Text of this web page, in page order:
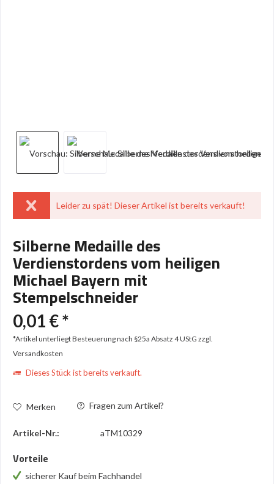
Leider zu spät! Dieser Artikel ist bereits verkauft!
Silberne Medaille des
Verdienstordens vom heiligen
Michael Bayern mit
Stempelschneider
0,01 € *
*Artikel unterliegt Besteuerung nach §25a Absatz 4 UStG zzgl.
Versandkosten
Dieses Stück ist bereits verkauft.
Merken Fragen zum Artikel?
Artikel-Nr.: aTM10329
Vorteile
sicherer Kauf beim Fachhandel